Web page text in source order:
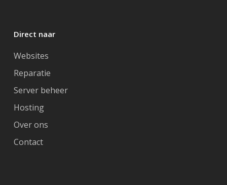
Direct naar
Websites
Reparatie
Server beheer
Hosting
Over ons
Contact